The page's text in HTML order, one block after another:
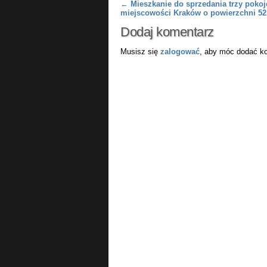
Post navigation
← Mieszkanie do sprzedania trzy
miejscowości Kraków o powierzchni
Dodaj komentarz
Musisz się zalogować, aby móc dodać